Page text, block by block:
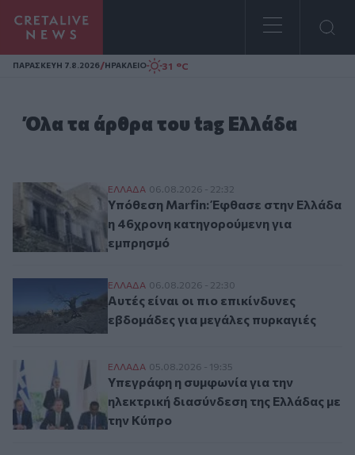
Homepage
ΠΑΡΑΣΚΕΥΗ 7.8.2026/ΗΡΑΚΛΕΙΟ 31 °C
Όλα τα άρθρα του tag Ελλάδα
Υπόθεση Marfin: Έφθασε στην Ελλάδα η
ΕΛΛAΔΑ 06.08.2026 - 22:32
Υπόθεση Marfin: Έφθασε στην Ελλάδα
η 46χρονη κατηγορούμενη για
εμπρησμό
Αυτές είναι οι πιο επικίνδυνες
ΕΛΛAΔΑ 06.08.2026 - 22:30
Αυτές είναι οι πιο επικίνδυνες
εβδομάδες για μεγάλες πυρκαγιές
Υπεγράφη η συμφωνία για την
ΕΛΛAΔΑ 05.08.2026 - 19:35
Υπεγράφη η συμφωνία για την
ηλεκτρική διασύνδεση της Ελλάδας με
την Κύπρο